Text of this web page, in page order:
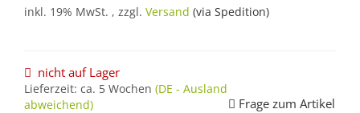
inkl. 19% MwSt. , zzgl. Versand (via Spedition)
nicht auf Lager
Lieferzeit: ca. 5 Wochen (DE - Ausland
abweichend)
Frage zum Artikel